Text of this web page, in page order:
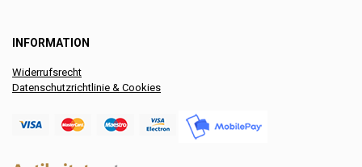
INFORMATION
Widerrufsrecht
Datenschutzrichtlinie & Cookies